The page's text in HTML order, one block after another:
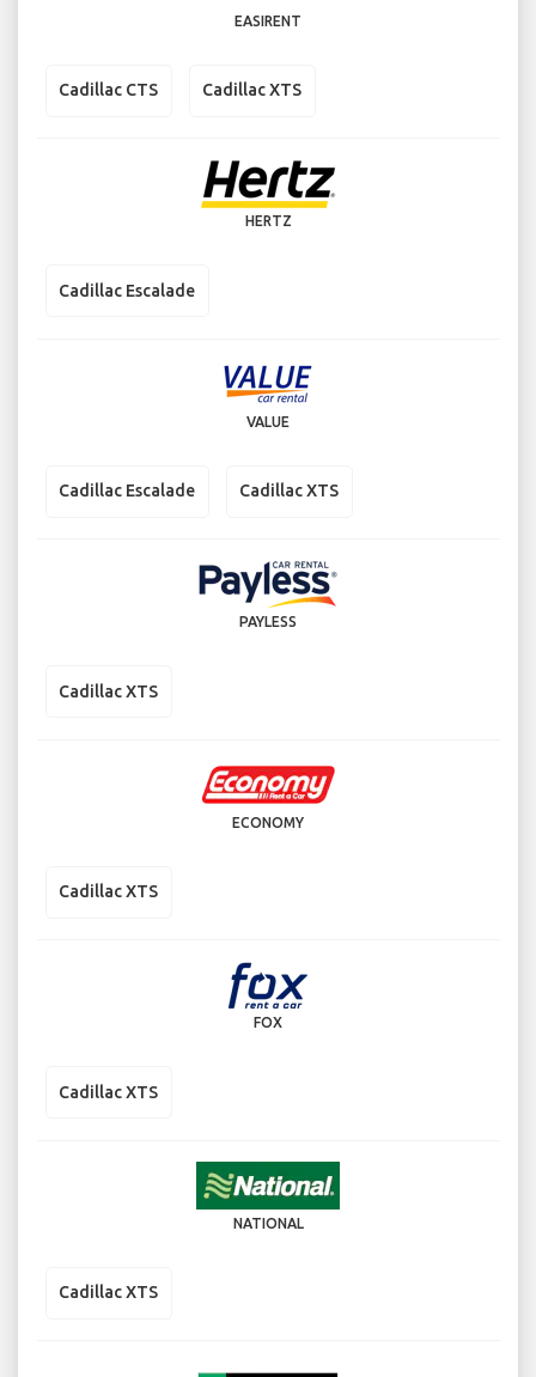
EASIRENT
Cadillac CTS Cadillac XTS
HERTZ
Cadillac Escalade
VALUE
Cadillac Escalade Cadillac XTS
PAYLESS
Cadillac XTS
ECONOMY
Cadillac XTS
FOX
Cadillac XTS
NATIONAL
Cadillac XTS